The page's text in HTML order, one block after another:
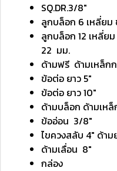
SQ.DR.3/8"
ลูกบล็อก 6 เหลี่ยม
ลูกบล็อก 12 เหลี่ยม
22 มม.
ด้ามฟรี ด้ามเหล็ก
ข้อต่อ ยาว 5"
ข้อต่อ ยาว 10"
ด้ามบล็อก ด้ามเหล็
ข้ออ่อน 3/8"
ไขควงสลับ 4" ด้าม
ด้ามเลื่อน 8"
กล่อง